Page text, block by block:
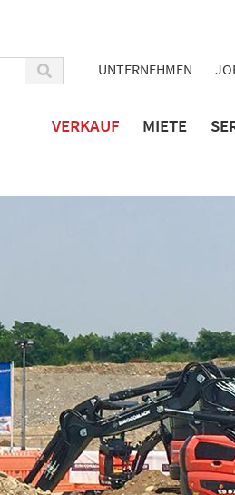
UNTERNEHMEN
VERKAUF MIETE